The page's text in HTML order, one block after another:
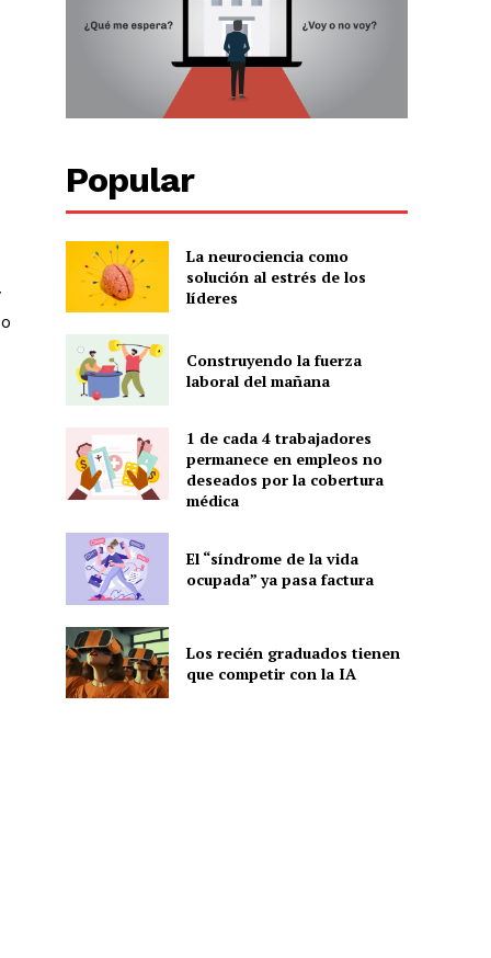
Popular
La neurociencia como
solución al estrés de los
líderes
Construyendo la fuerza
laboral del mañana
1 de cada 4 trabajadores
permanece en empleos no
deseados por la cobertura
médica
El “síndrome de la vida
ocupada” ya pasa factura
Los recién graduados tienen
que competir con la IA